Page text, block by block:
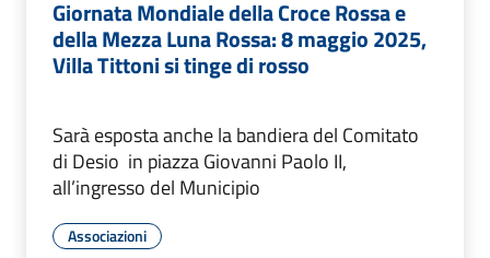
Giornata Mondiale della Croce Rossa e
della Mezza Luna Rossa: 8 maggio 2025,
Villa Tittoni si tinge di rosso
Sarà esposta anche la bandiera del Comitato
di Desio in piazza Giovanni Paolo II,
all’ingresso del Municipio
Associazioni